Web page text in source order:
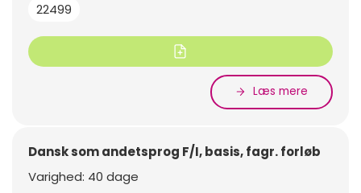
22499
Læs mere
Dansk som andetsprog F/I, basis, fagr. forløb
Varighed: 40 dage